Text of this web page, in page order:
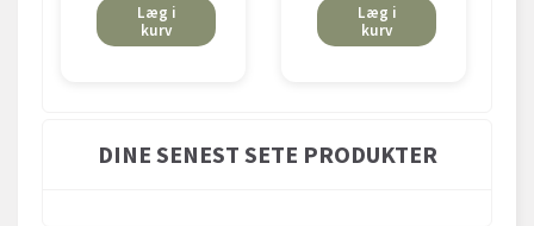
Læg i
kurv
Læg i
kurv
DINE SENEST SETE PRODUKTER